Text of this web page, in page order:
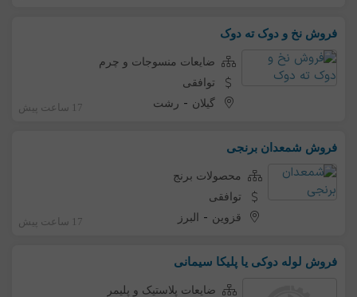
فروش نخ و دوک ته دوک
ضایعات منسوجات و چرم
توافقی
گیلان - رشت 17 ساعت پیش
فروش شمعدان برنجی
محصولات برنج
توافقی
قزوین - البرز 17 ساعت پیش
فروش لوله دوکی یا پلیکا سیمانی
ضایعات پلاستیک و پلیمر